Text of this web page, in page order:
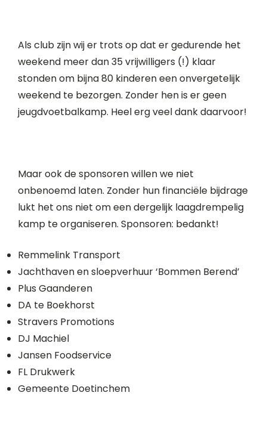
Als club zijn wij er trots op dat er gedurende het
weekend meer dan 35 vrijwilligers (!) klaar
stonden om bijna 80 kinderen een onvergetelijk
weekend te bezorgen. Zonder hen is er geen
jeugdvoetbalkamp. Heel erg veel dank daarvoor!
Maar ook de sponsoren willen we niet
onbenoemd laten. Zonder hun financiële bijdrage
lukt het ons niet om een dergelijk laagdrempelig
kamp te organiseren. Sponsoren: bedankt!
Remmelink Transport
Jachthaven en sloepverhuur ‘Bommen Berend’
Plus Gaanderen
DA te Boekhorst
Stravers Promotions
DJ Machiel
Jansen Foodservice
FL Drukwerk
Gemeente Doetinchem